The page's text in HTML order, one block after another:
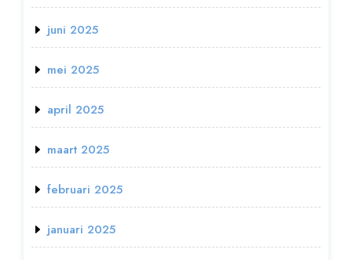
juni 2025
mei 2025
april 2025
maart 2025
februari 2025
januari 2025